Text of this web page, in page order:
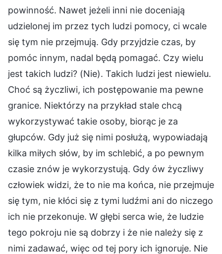
powinność. Nawet jeżeli inni nie doceniają
udzielonej im przez tych ludzi pomocy, ci wcale
się tym nie przejmują. Gdy przyjdzie czas, by
pomóc innym, nadal będą pomagać. Czy wielu
jest takich ludzi? (Nie). Takich ludzi jest niewielu.
Choć są życzliwi, ich postępowanie ma pewne
granice. Niektórzy na przykład stale chcą
wykorzystywać takie osoby, biorąc je za
głupców. Gdy już się nimi posłużą, wypowiadają
kilka miłych słów, by im schlebić, a po pewnym
czasie znów je wykorzystują. Gdy ów życzliwy
człowiek widzi, że to nie ma końca, nie przejmuje
się tym, nie kłóci się z tymi ludźmi ani do niczego
ich nie przekonuje. W głębi serca wie, że ludzie
tego pokroju nie są dobrzy i że nie należy się z
nimi zadawać, więc od tej pory ich ignoruje. Nie